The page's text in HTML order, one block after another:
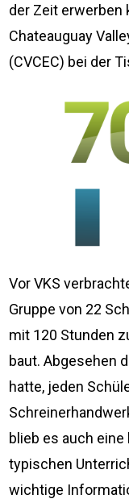
der Zeit erwerben
Chateauguay
(CVCEC) bei der
Vor VKS
Gruppe von 22
mit 120 Stunden
baut. Abgesehen
hatte, jeden
blieb es auch
typischen
wichtige